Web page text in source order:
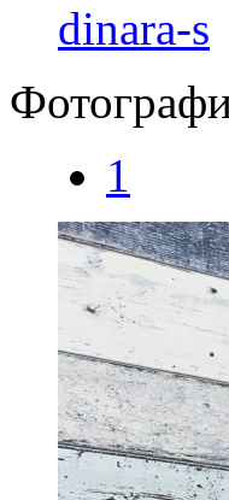
dinara-s
1